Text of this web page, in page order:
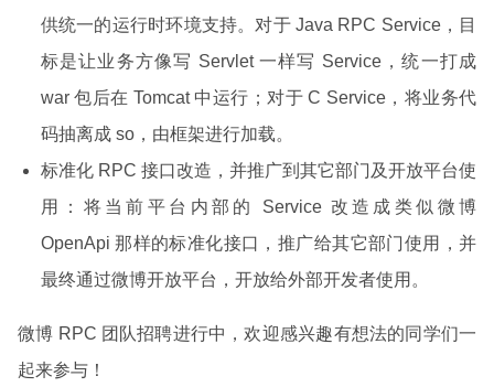
供统一的运行时环境支持。对于 Java RPC Service，目
标是让业务方像写 Servlet 一样写 Service，统一打成
war 包后在 Tomcat 中运行；对于 C Service，将业务代
码抽离成 so，由框架进行加载。
标准化 RPC 接口改造，并推广到其它部门及开放平台使
用：将当前平台内部的 Service 改造成类似微博
OpenApi 那样的标准化接口，推广给其它部门使用，并
最终通过微博开放平台，开放给外部开发者使用。
微博 RPC 团队招聘进行中，欢迎感兴趣有想法的同学们一
起来参与！